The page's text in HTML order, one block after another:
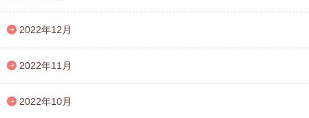
2022年12月
2022年11月
2022年10月